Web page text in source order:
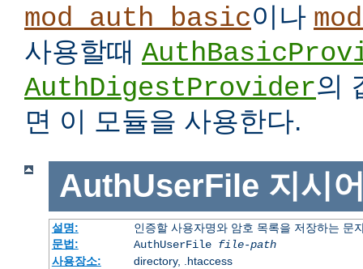
mod_auth_basic이나
사용할때
AuthDigestProvider의
면 이 모듈을 사용한다.
AuthUserFile 지시
설명:
인증할 사용자명와 암호 목록을 저장하는 문
문법:
AuthUserFile file-path
사용장소:
directory, .htaccess